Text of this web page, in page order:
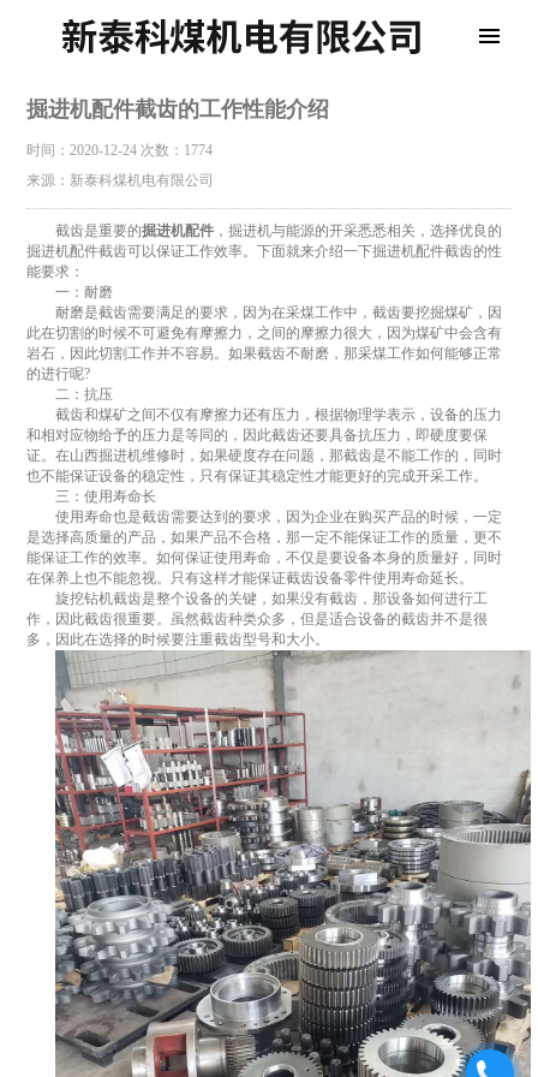
掘进机配件截齿的工作性能介绍
时间：2020-12-24 次数：1774
来源：新泰科煤机电有限公司
截齿是重要的掘进机配件 ，掘进机与能源的开采悉悉相关，选择优良的
掘进机配件截齿可以保证工作效率。下面就来介绍一下掘进机配件截齿的性
能要求：
一：耐磨
耐磨是截齿需要满足的要求，因为在采煤工作中，截齿要挖掘煤矿，因
此在切割的时候不可避免有摩擦力，之间的摩擦力很大，因为煤矿中会含有
岩石，因此切割工作并不容易。如果截齿不耐磨，那采煤工作如何能够正常
的进行呢?
二：抗压
截齿和煤矿之间不仅有摩擦力还有压力，根据物理学表示，设备的压力
和相对应物给予的压力是等同的，因此截齿还要具备抗压力，即硬度要保
证。在山西掘进机维修时，如果硬度存在问题，那截齿是不能工作的，同时
也不能保证设备的稳定性，只有保证其稳定性才能更好的完成开采工作。
三：使用寿命长
使用寿命也是截齿需要达到的要求，因为企业在购买产品的时候，一定
是选择高质量的产品，如果产品不合格，那一定不能保证工作的质量，更不
能保证工作的效率。如何保证使用寿命，不仅是要设备本身的质量好，同时
在保养上也不能忽视。只有这样才能保证截齿设备零件使用寿命延长。
旋挖钻机截齿是整个设备的关键，如果没有截齿，那设备如何进行工
作，因此截齿很重要。虽然截齿种类众多，但是适合设备的截齿并不是很
多，因此在选择的时候要注重截齿型号和大小。